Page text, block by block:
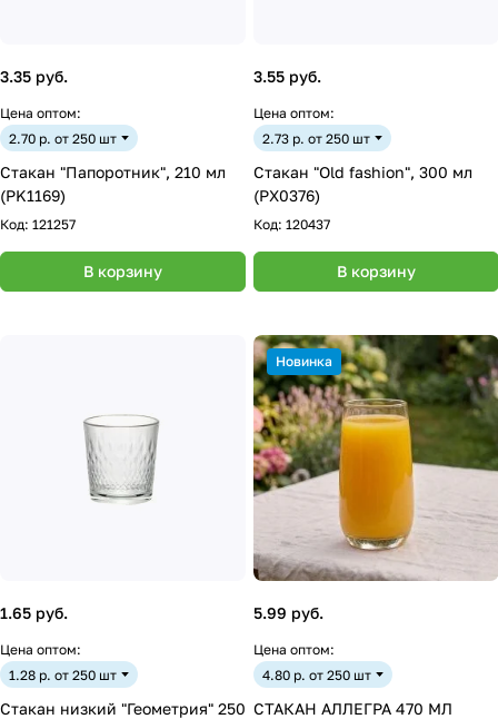
3.35 руб.
Цена оптом:
2.70 р. от 250 шт
Стакан "Папоротник", 210 мл
(PK1169)
Код: 121257
В корзину
3.55 руб.
Цена оптом:
2.73 р. от 250 шт
Стакан "Old fashion", 300 мл
(PX0376)
Код: 120437
В корзину
1.65 руб.
Цена оптом:
1.28 р. от 250 шт
Стакан низкий "Геометрия" 250
Новинка
5.99 руб.
Цена оптом:
4.80 р. от 250 шт
СТАКАН АЛЛЕГРА 470 МЛ